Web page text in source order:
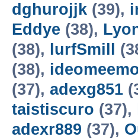
dghurojjk (39),
Eddye (38),
(38),
lurfSmill
(38),
(37), adexg851
taistiscuro (37),
adexr889 (37),